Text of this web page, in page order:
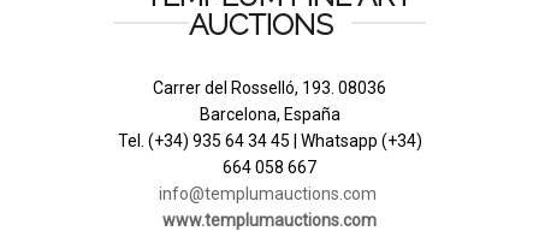
AUCTIONS
Carrer del Rosselló, 193. 08036
Barcelona, España
Tel. (+34) 935 64 34 45 | Whatsapp (+34)
664 058 667
info@templumauctions.com
www.templumauctions.com